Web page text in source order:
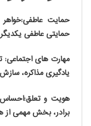
حمایت عاطفی:خواهر
حمایتی عاطفی
مهارت های اجتماعی:
یادگیری مذاکره،
هویت و
برادر، بخش مهمی